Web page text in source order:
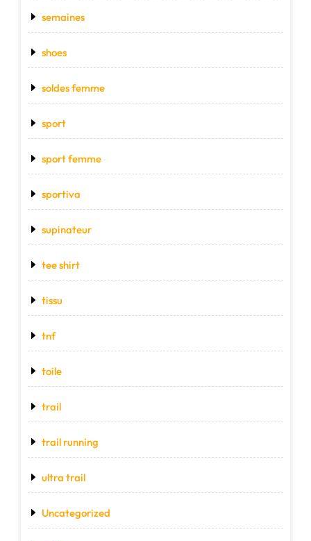
semaines
shoes
soldes femme
sport
sport femme
sportiva
supinateur
tee shirt
tissu
tnf
toile
trail
trail running
ultra trail
Uncategorized